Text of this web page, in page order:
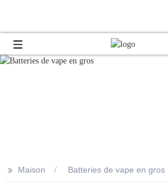
>> Maison Batteries de vape en gros